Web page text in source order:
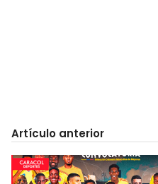
Artículo anterior